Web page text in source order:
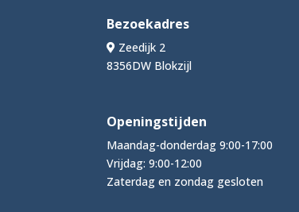
Bezoekadres
Zeedijk 2
8356DW Blokzijl
Openingstijden
Maandag-donderdag 9:00-17:00
Vrijdag: 9:00-12:00
Zaterdag en zondag gesloten